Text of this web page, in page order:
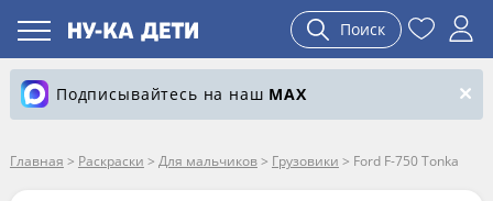
Поиск
Подписывайтесь на наш MAX
Главная > Раскраски > Для мальчиков> Грузовики > Ford F-750 Tonka